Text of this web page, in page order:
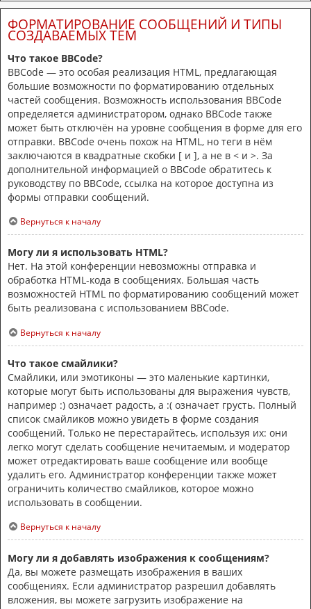
ФОРМАТИРОВАНИЕ СООБЩЕНИЙ И ТИПЫ
СОЗДАВАЕМЫХ ТЕМ
Что такое BBCode?
BBCode — это особая реализация HTML, предлагающая
большие возможности по форматированию отдельных
частей сообщения. Возможность использования BBCode
определяется администратором, однако BBCode также
может быть отключён на уровне сообщения в форме для его
отправки. BBCode очень похож на HTML, но теги в нём
заключаются в квадратные скобки [ и ], а не в < и >. За
дополнительной информацией о BBCode обратитесь к
руководству по BBCode, ссылка на которое доступна из
формы отправки сообщений.
Вернуться к началу
Могу ли я использовать HTML?
Нет. На этой конференции невозможны отправка и
обработка HTML-кода в сообщениях. Большая часть
возможностей HTML по форматированию сообщений может
быть реализована с использованием BBCode.
Вернуться к началу
Что такое смайлики?
Смайлики, или эмотиконы — это маленькие картинки,
которые могут быть использованы для выражения чувств,
например :) означает радость, а :( означает грусть. Полный
список смайликов можно увидеть в форме создания
сообщений. Только не перестарайтесь, используя их: они
легко могут сделать сообщение нечитаемым, и модератор
может отредактировать ваше сообщение или вообще
удалить его. Администратор конференции также может
ограничить количество смайликов, которое можно
использовать в сообщении.
Вернуться к началу
Могу ли я добавлять изображения к сообщениям?
Да, вы можете размещать изображения в ваших
сообщениях. Если администратор разрешил добавлять
вложения, вы можете загрузить изображение на